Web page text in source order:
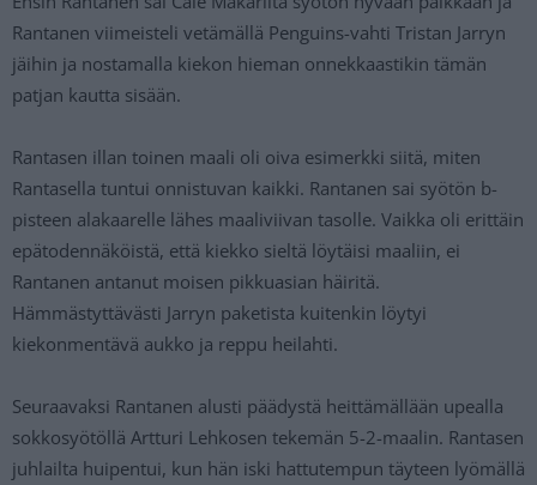
Rantanen viimeisteli vetämällä Penguins-vahti Tristan Jarryn
jäihin ja nostamalla kiekon hieman onnekkaastikin tämän
patjan kautta sisään.
Rantasen illan toinen maali oli oiva esimerkki siitä, miten
Rantasella tuntui onnistuvan kaikki. Rantanen sai syötön b-
pisteen alakaarelle lähes maaliviivan tasolle. Vaikka oli erittäin
epätodennäköistä, että kiekko sieltä löytäisi maaliin, ei
Rantanen antanut moisen pikkuasian häiritä.
Hämmästyttävästi Jarryn paketista kuitenkin löytyi
kiekonmentävä aukko ja reppu heilahti.
Seuraavaksi Rantanen alusti päädystä heittämällään upealla
sokkosyötöllä Artturi Lehkosen tekemän 5-2-maalin. Rantasen
juhlailta huipentui, kun hän iski hattutempun täyteen lyömällä